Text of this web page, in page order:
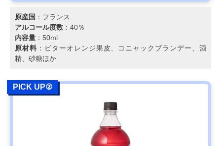
原産国 ：フランス
アルコール度数 ：40％
内容量 ：50ml
原材料 ：ビターオレンジ果皮、コニャックブランデー、酒
精、砂糖ほか
PICK UP②